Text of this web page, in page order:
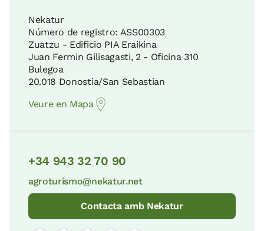
Nekatur
Número de registro: ASS00303
Zuatzu - Edificio PIA Eraikina
Juan Fermin Gilisagasti, 2 - Oficina 310
Bulegoa
20.018 Donostia/San Sebastian
Veure en Mapa
+34 943 32 70 90
agroturismo@nekatur.net
Contacta amb Nekatur